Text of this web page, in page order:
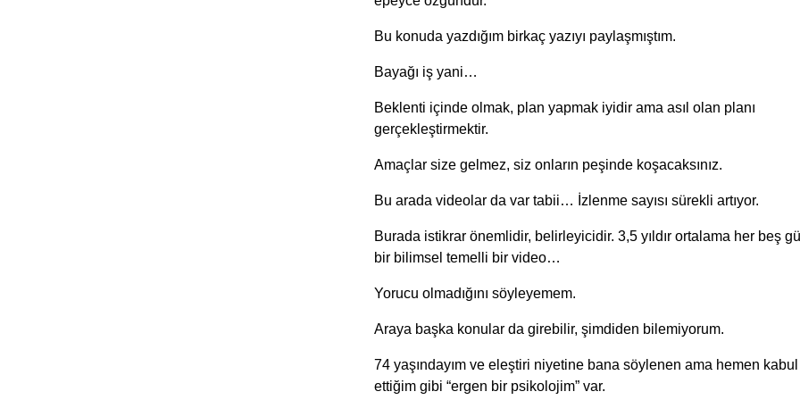
Bu konuda yazdığım birkaç yazıyı paylaşmıştım.
Bayağı iş yani…
Beklenti içinde olmak, plan yapmak iyidir ama asıl olan planı
gerçekleştirmektir.
Amaçlar size gelmez, siz onların peşinde koşacaksınız.
Bu arada videolar da var tabii… İzlenme sayısı sürekli artıyor.
Burada istikrar önemlidir, belirleyicidir. 3,5 yıldır ortalama her beş
bir bilimsel temelli bir video…
Yorucu olmadığını söyleyemem.
Araya başka konular da girebilir, şimdiden bilemiyorum.
74 yaşındayım ve eleştiri niyetine bana söylenen ama hemen kabul
ettiğim gibi “ergen bir psikolojim” var.